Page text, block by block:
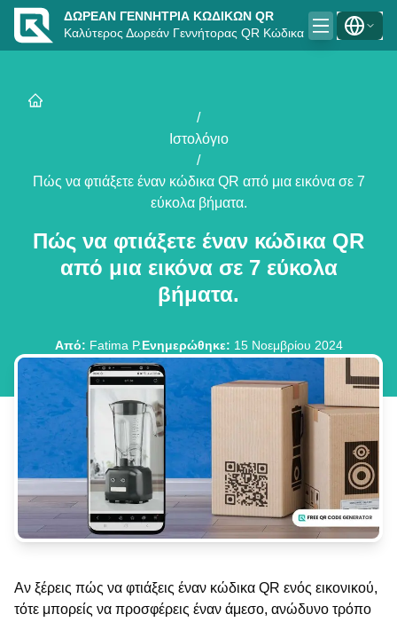
ΔΩΡΕΆΝ ΓΕΝΝΉΤΡΙΑ ΚΩΔΙΚΏΝ QR
Καλύτερος Δωρεάν Γεννήτορας QR Κώδικα
/
Ιστολόγιο
/
Πώς να φτιάξετε έναν κώδικα QR από μια εικόνα σε 7
εύκολα βήματα.
Πώς να φτιάξετε έναν κώδικα QR
από μια εικόνα σε 7 εύκολα
βήματα.
Από: Fatima P.Ενημερώθηκε: 15 Νοεμβρίου 2024
Αν ξέρεις πώς να φτιάξεις έναν κώδικα QR ενός εικονικού,
τότε μπορείς να προσφέρεις έναν άμεσο, ανώδυνο τρόπο